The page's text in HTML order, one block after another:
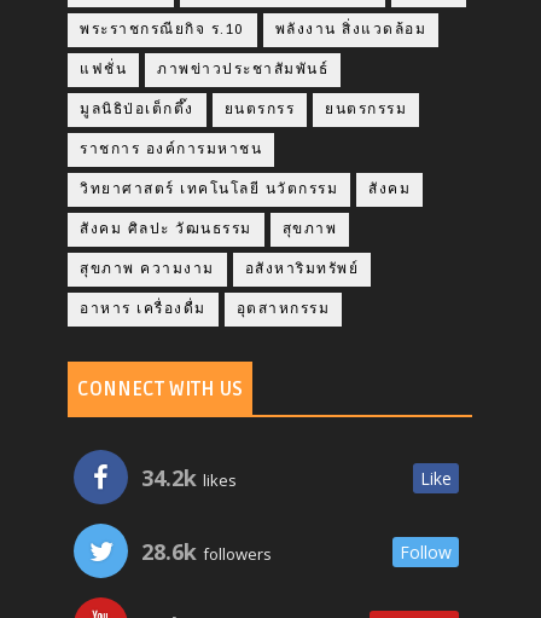
พระราชกรณียกิจ ร.10 พลังงาน สิ่งแวดล้อม
แฟชั่น ภาพข่าวประชาสัมพันธ์
มูลนิธิป่อเต็กตึ๊ง ยนตรกรร ยนตรกรรม
ราชการ องค์การมหาชน
วิทยาศาสตร์ เทคโนโลยี นวัตกรรม สังคม
สังคม ศิลปะ วัฒนธรรม สุขภาพ
สุขภาพ ความงาม อสังหาริมทรัพย์
อาหาร เครื่องดื่ม อุตสาหกรรม
CONNECT WITH US
34.2k likes Like
28.6k followers Follow